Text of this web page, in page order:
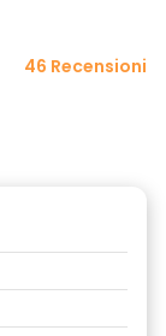
46 Recensioni